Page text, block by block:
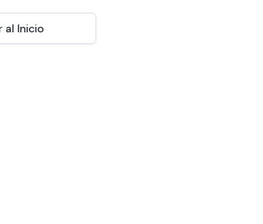
al Inicio